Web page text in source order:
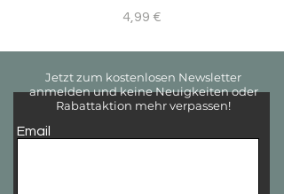
Preis
4,99 €
Email
Jetzt zum kostenlosen Newsletter
anmelden und keine Neuigkeiten oder
Rabattaktion mehr verpassen!